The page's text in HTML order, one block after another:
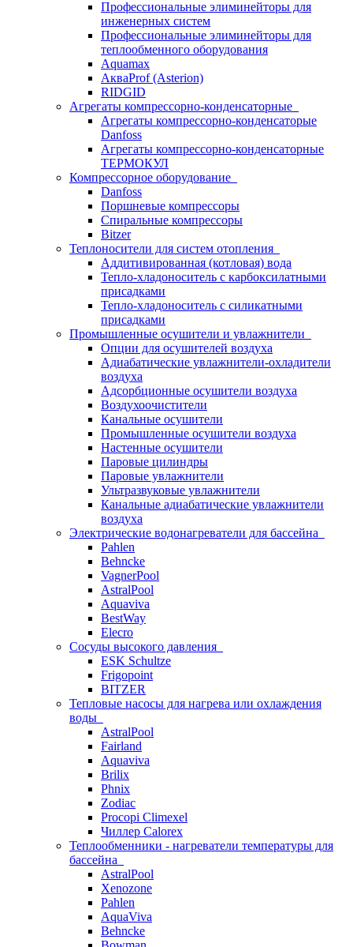
Профессиональные элиминейторы для
инженерных систем
Профессиональные элиминейторы для
теплообменного оборудования
Aquamax
АкваProf (Asterion)
RIDGID
Агрегаты компрессорно-конденсаторные
Агрегаты компрессорно-конденсаторые
Danfoss
Агрегаты компрессорно-конденсаторные
ТЕРМОКУЛ
Компрессорное оборудование
Danfoss
Поршневые компрессоры
Спиральные компрессоры
Bitzer
Теплоносители для систем отопления
Аддитивированная (котловая) вода
Тепло-хладоноситель с карбоксилатными
присадками
Тепло-хладоноситель с силикатными
присадками
Промышленные осушители и увлажнители
Опции для осушителей воздуха
Адиабатические увлажнители-охладители
воздуха
Адсорбционные осушители воздуха
Воздухоочистители
Канальные осушители
Промышленные осушители воздуха
Настенные осушители
Паровые цилиндры
Паровые увлажнители
Ультразвуковые увлажнители
Канальные адиабатические увлажнители
воздуха
Электрические водонагреватели для бассейна
Pahlen
Behncke
VagnerPool
AstralPool
Aquaviva
BestWay
Elecro
Сосуды высокого давления
ESK Schultze
Frigopoint
BITZER
Тепловые насосы для нагрева или охлаждения
воды
AstralPool
Fairland
Aquaviva
Brilix
Phnix
Zodiac
Procopi Climexel
Чиллер Calorex
Теплообменники - нагреватели температуры для
бассейна
AstralPool
Xenozone
Pahlen
AquaViva
Behncke